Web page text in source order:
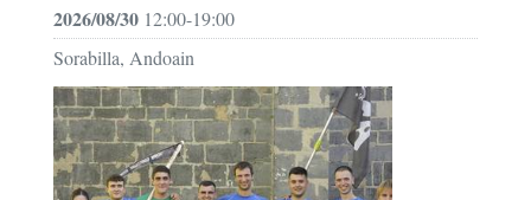
2026/08/30 12:00-19:00
Sorabilla, Andoain